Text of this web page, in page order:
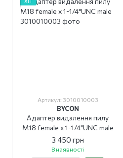
Артикул: 3010010003
BYCON
Адаптер видалення пилу
M18 female x 1-1/4"UNC male
3 450 грн
В наявності